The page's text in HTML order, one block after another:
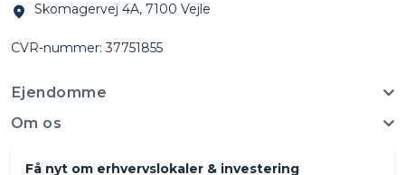
Skomagervej 4A, 7100 Vejle
CVR-nummer: 37751855
Ejendomme
Om os
Få nyt om erhvervslokaler & investering